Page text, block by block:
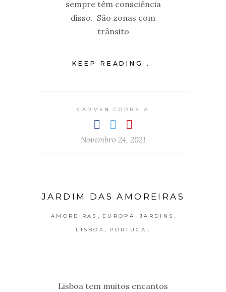
sempre têm consciência
disso. São zonas com
trânsito
KEEP READING...
CARMEN CORREIA
Novembro 24, 2021
JARDIM DAS AMOREIRAS
AMOREIRAS , EUROPA , JARDINS ,
LISBOA , PORTUGAL
Lisboa tem muitos encantos